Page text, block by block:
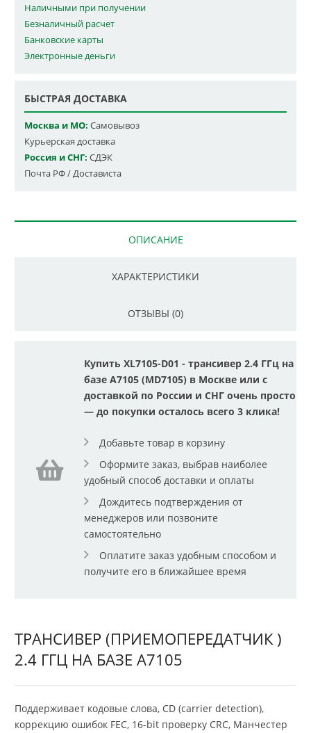
Наличными при получении
Безналичный расчет
Банковские карты
Электронные деньги
БЫСТРАЯ ДОСТАВКА
Москва и МО: Самовывоз
Курьерская доставка
Россия и СНГ: СДЭК
Почта РФ / Достависта
ОПИСАНИЕ
ХАРАКТЕРИСТИКИ
ОТЗЫВЫ (0)
Купить XL7105-D01 - трансивер 2.4 ГГц на
базе A7105 (MD7105) в Москве или с
доставкой по России и СНГ очень просто
— до покупки осталось всего 3 клика!
Добавьте товар в корзину
Оформите заказ, выбрав наиболее
удобный способ доставки и оплаты
Дождитесь подтверждения от
менеджеров или позвоните
самостоятельно
Оплатите заказ удобным способом и
получите его в ближайшее время
ТРАНСИВЕР (ПРИЕМОПЕРЕДАТЧИК )
2.4 ГГЦ НА БАЗЕ A7105
Поддерживает кодовые слова, CD (carrier detection),
коррекцию ошибок FEC, 16-bit проверку CRC, Манчестер